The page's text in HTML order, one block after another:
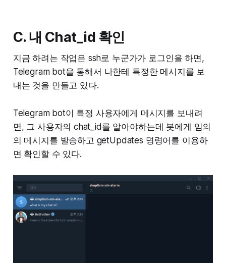
C. 내 Chat_id 확인
지금 하려는 작업은 ssh로 누군가가 로그인을 하면,
Telegram bot을 통해서 나한테 특정한 메시지를 보
내는 것을 만들고 있다.
Telegram bot이 특정 사용자에게 메시지를 보내려
면, 그 사용자의 chat_id를 알아야하는데 봇에게 임의
의 메시지를 발송하고 getUpdates 명령어를 이용하
면 확인할 수 있다.